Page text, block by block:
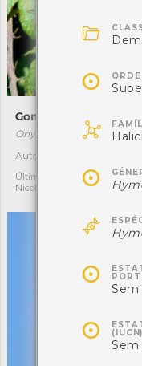
Gonfos-de-dente
Onychogomphus
Autóctone
Última observação por:
Nicole Viana






 (IUCN)